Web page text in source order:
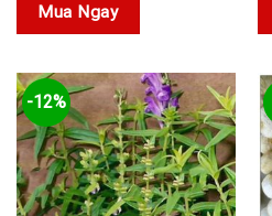
Mua Ngay
-12%